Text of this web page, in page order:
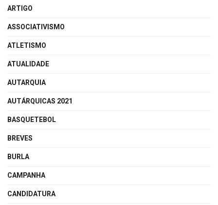
ARTIGO
ASSOCIATIVISMO
ATLETISMO
ATUALIDADE
AUTARQUIA
AUTÁRQUICAS 2021
BASQUETEBOL
BREVES
BURLA
CAMPANHA
CANDIDATURA